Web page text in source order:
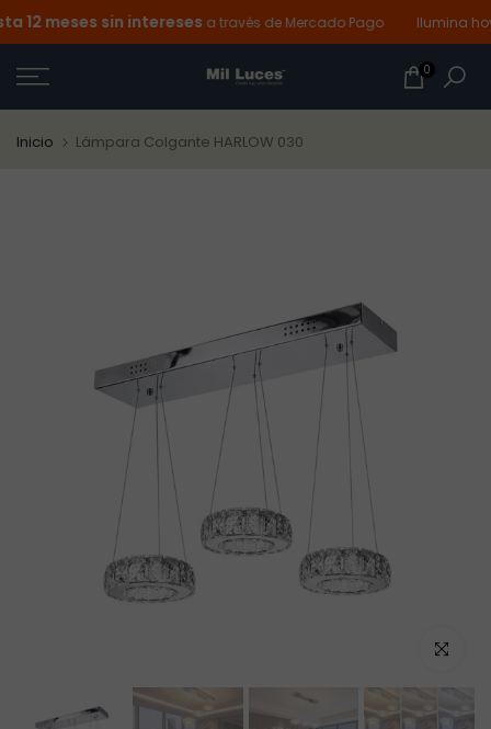
Ir
al
contenido
meses sin interesesa través de Mercado Pago Ilumina hoy
0
Inicio Lámpara Colgante HARLOW 030
Haz